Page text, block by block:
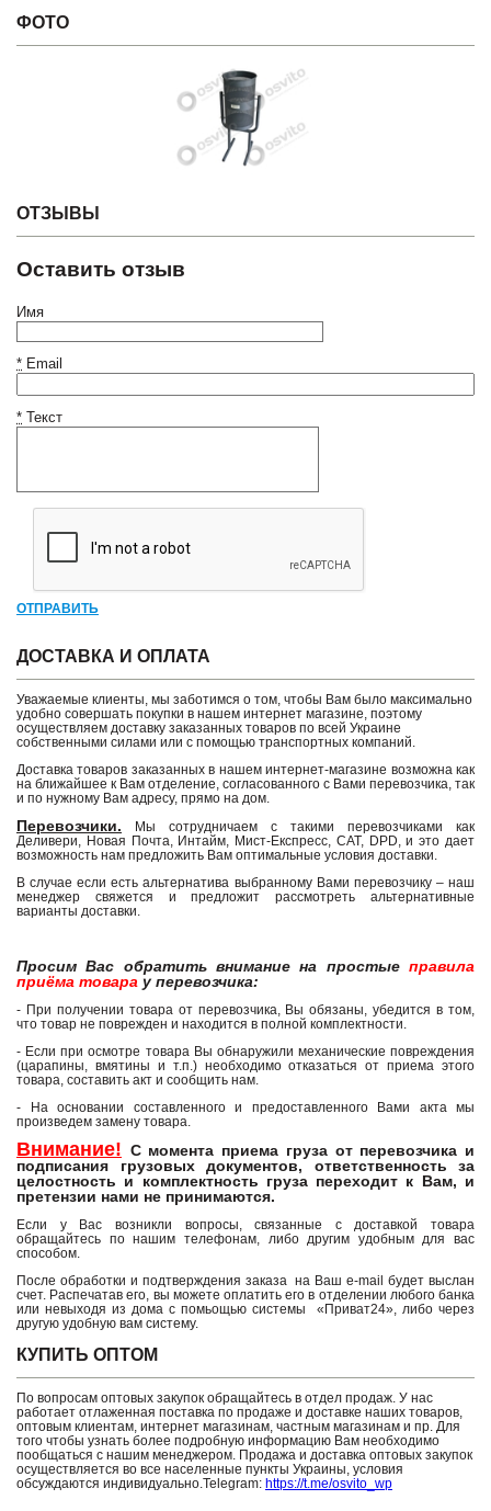
ФОТО
ОТЗЫВЫ
Оставить отзыв
Имя
* Email
* Текст
ОТПРАВИТЬ
ДОСТАВКА И ОПЛАТА
Уважаемые клиенты, мы заботимся о том, чтобы Вам было максимально
удобно совершать покупки в нашем интернет магазине, поэтому
осуществляем доставку заказанных товаров по всей Украине
собственными силами или с помощью транспортных компаний.
Доставка товаров заказанных в нашем интернет-магазине возможна как
на ближайшее к Вам отделение, согласованного с Вами перевозчика, так
и по нужному Вам адресу, прямо на дом.
Перевозчики. Мы сотрудничаем с такими перевозчиками как
Деливери, Новая Почта, Интайм, Мист-Експресс, САТ, DPD, и это дает
возможность нам предложить Вам оптимальные условия доставки.
В случае если есть альтернатива выбранному Вами перевозчику – наш
менеджер свяжется и предложит рассмотреть альтернативные
варианты доставки.
Просим Вас обратить внимание на простые правила
приёма товара у перевозчика:
- При получении товара от перевозчика, Вы обязаны, убедится в том,
что товар не поврежден и находится в полной комплектности.
- Если при осмотре товара Вы обнаружили механические повреждения
(царапины, вмятины и т.п.) необходимо отказаться от приема этого
товара, составить акт и сообщить нам.
- На основании составленного и предоставленного Вами акта мы
произведем замену товара.
Внимание! С момента приема груза от перевозчика и
подписания грузовых документов, ответственность за
целостность и комплектность груза переходит к Вам, и
претензии нами не принимаются.
Если у Вас возникли вопросы, связанные с доставкой товара
обращайтесь по нашим телефонам, либо другим удобным для вас
способом.
После обработки и подтверждения заказа на Ваш e-mail будет выслан
счет. Распечатав его, вы можете оплатить его в отделении любого банка
или невыходя из дома с помьощью системы «Приват24», либо через
другую удобную вам систему.
КУПИТЬ ОПТОМ
По вопросам оптовых закупок обращайтесь в отдел продаж. У нас
работает отлаженная поставка по продаже и доставке наших товаров,
оптовым клиентам, интернет магазинам, частным магазинам и пр. Для
того чтобы узнать более подробную информацию Вам необходимо
пообщаться с нашим менеджером. Продажа и доставка оптовых закупок
осуществляется во все населенные пункты Украины, условия
обсуждаются индивидуально.Telegram: https://t.me/osvito_wp